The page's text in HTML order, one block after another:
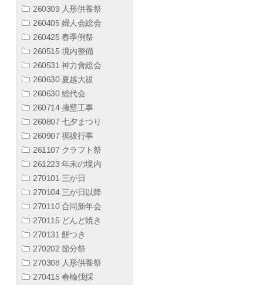
260309 人形供養祭
260405 婦人会総会
260425 春季例祭
260515 境内整備
260531 神力會総会
260630 夏越大祓
260630 総代会
260714 擁壁工事
260807 七夕まつり
260907 禊祓行事
261107 クラフト祭
261223 年末の境内
270101 三が日
270104 三が日以降
270110 合同新年会
270115 どんど焼き
270131 餅つき
270202 節分祭
270308 人形供養祭
270415 春楡伐採